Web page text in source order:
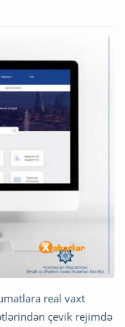
real vaxt
çevik rejimdə